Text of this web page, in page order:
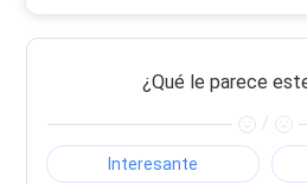
¿Qué le parece
/
Interesante